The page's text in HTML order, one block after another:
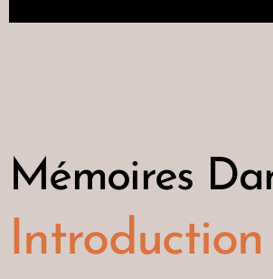
Mémoires
Introduction